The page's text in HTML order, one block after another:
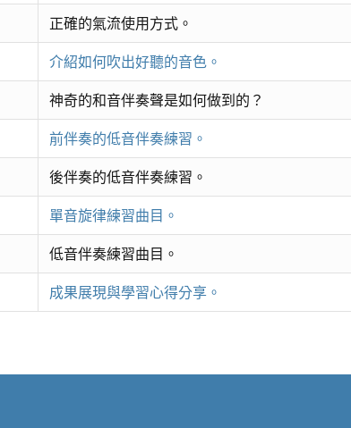
正確的氣流使用方式。
介紹如何吹出好聽的音色。
神奇的和音伴奏聲是如何做到的？
前伴奏的低音伴奏練習。
後伴奏的低音伴奏練習。
單音旋律練習曲目。
低音伴奏練習曲目。
成果展現與學習心得分享。